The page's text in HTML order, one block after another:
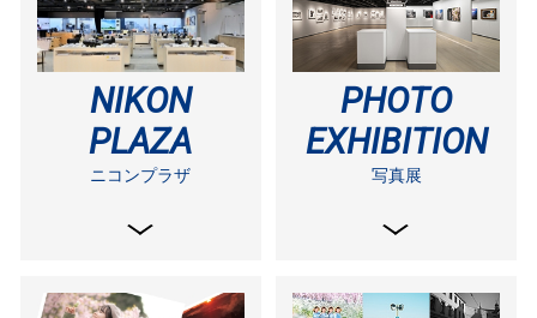
NIKON
PLAZA
ニコンプラザ
PHOTO
EXHIBITION
写真展